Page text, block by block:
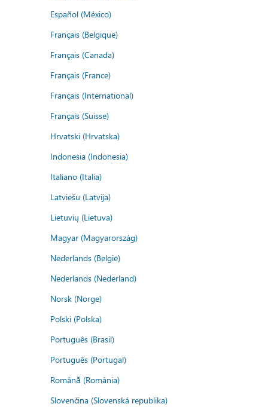
Español (México)
Français (Belgique)
Français (Canada)
Français (France)
Français (International)
Français (Suisse)
Hrvatski (Hrvatska)
Indonesia (Indonesia)
Italiano (Italia)
Latviešu (Latvija)
Lietuvių (Lietuva)
Magyar (Magyarország)
Nederlands (België)
Nederlands (Nederland)
Norsk (Norge)
Polski (Polska)
Português (Brasil)
Português (Portugal)
Română (România)
Slovenčina (Slovenská republika)